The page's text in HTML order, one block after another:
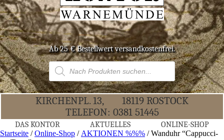
Ab 25 € Bestell­wert versandkostenfrei.
Products
search
KIR­CHEN­PL. 13,
18119 ROS­TOCK
TELE­FON: 0381 51445
DAS KON­TOR AKTU­EL­LES ONLINE-SHOP
Startseite /Online-Shop / AKTIONEN %%% / Wand­uhr “Cap­puc­ci­